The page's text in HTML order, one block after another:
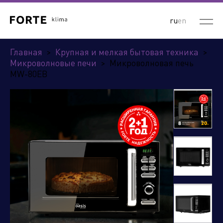
ruen
Главная > Крупная и мелкая бытовая техника >
Микроволновые печи > Микроволновая печь
MW-80EB